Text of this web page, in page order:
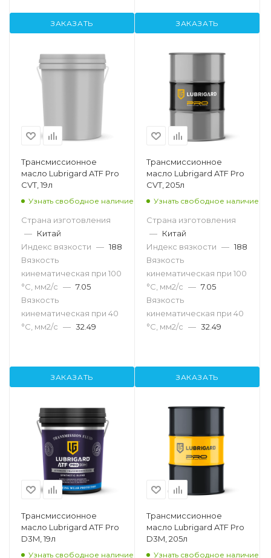
ЗАКАЗАТЬ ЗАКАЗАТЬ
Трансмиссионное
масло Lubrigard ATF Pro
CVT, 19л
Узнать свободное наличие
Страна изготовления
— Китай
Индекс вязкости — 188
Вязкость
кинематическая при 100
°С, мм2/с — 7.05
Вязкость
кинематическая при 40
°С, мм2/с — 32.49
ЗАКАЗАТЬ
Трансмиссионное
масло Lubrigard ATF Pro
CVT, 205л
Узнать свободное наличие
Страна изготовления
— Китай
Индекс вязкости — 188
Вязкость
кинематическая при 100
°С, мм2/с — 7.05
Вязкость
кинематическая при 40
°С, мм2/с — 32.49
ЗАКАЗАТЬ
Трансмиссионное
масло Lubrigard ATF Pro
D3M, 19л
Узнать свободное наличие
Трансмиссионное
масло Lubrigard ATF Pro
D3M, 205л
Узнать свободное наличие